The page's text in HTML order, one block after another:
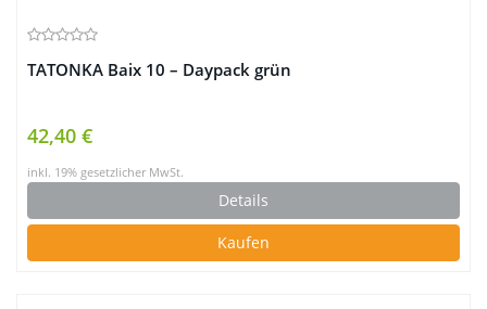
TATONKA Baix 10 – Daypack grün
42,40 €
inkl. 19% gesetzlicher MwSt.
Details
Kaufen